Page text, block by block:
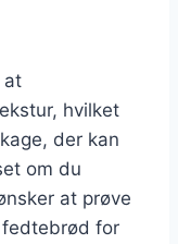
at
hvilket
der kan
om du
at prøve
for